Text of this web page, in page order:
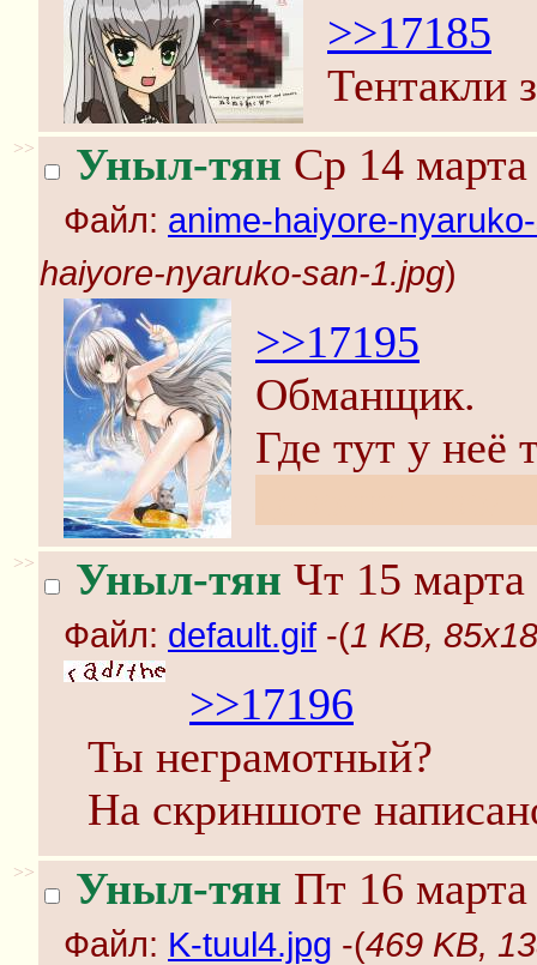
>>17185
Тентакли
>> Уныл-тян Ср 14
Файл: anime-haiyore-
haiyore-nyaruko-san-1.jpg)
>>17195
Обманщик.
Где тут у неё
>> Уныл-тян Чт 15
Файл: default.gif -(1 KB,
>>17196
Ты неграмотный?
На скриншоте
>> Уныл-тян Пт 16
Файл: K-tuul4.jpg -(469 KB,